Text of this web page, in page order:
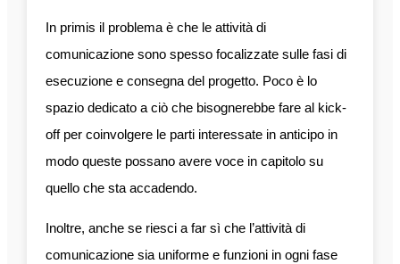
In primis il problema è che le attività di
comunicazione sono spesso focalizzate sulle fasi di
esecuzione e consegna del progetto. Poco è lo
spazio dedicato a ciò che bisognerebbe fare al kick-
off per coinvolgere le parti interessate in anticipo in
modo queste possano avere voce in capitolo su
quello che sta accadendo.
Inoltre, anche se riesci a far sì che l’attività di
comunicazione sia uniforme e funzioni in ogni fase